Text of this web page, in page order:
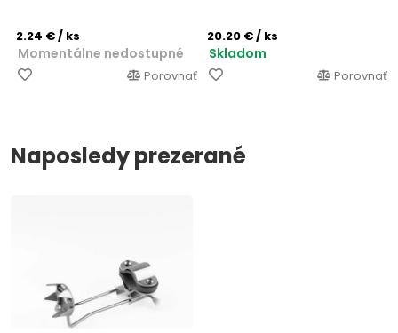
2.24 €/ ks
Momentálne nedostupné
Porovnať
20.20 €/ ks
Skladom
Porovnať
Naposledy prezerané